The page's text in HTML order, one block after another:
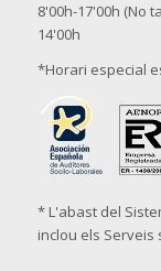
8'00h-17'00h (No
14'00h
*Horari especial
* L'abast del
inclou els Serveis